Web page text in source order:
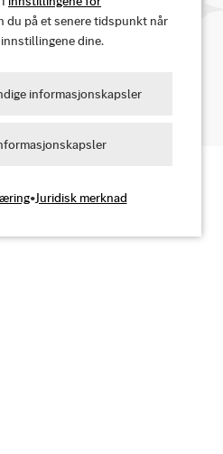
du på et senere tidspunkt når
dine.
informasjonskapsler
•Juridisk merknad